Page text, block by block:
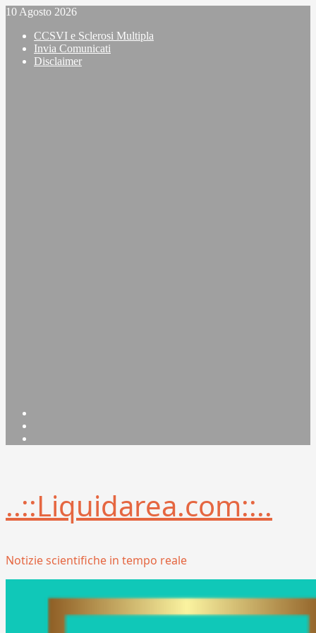
Vai
contenuto
10 Agosto 2026
CCSVI e Sclerosi Multipla
Invia Comunicati
Disclaimer
..::Liquidarea.com::..
Notizie scientifiche in tempo reale